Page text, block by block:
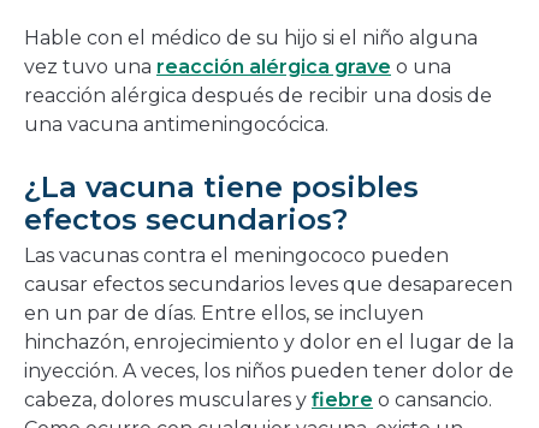
Hable con el médico de su hijo si el niño alguna
vez tuvo una reacción alérgica grave o una
reacción alérgica después de recibir una dosis de
una vacuna antimeningocócica.
¿La vacuna tiene posibles
efectos secundarios?
Las vacunas contra el meningococo pueden
causar efectos secundarios leves que desaparecen
en un par de días. Entre ellos, se incluyen
hinchazón, enrojecimiento y dolor en el lugar de la
inyección. A veces, los niños pueden tener dolor de
cabeza, dolores musculares y fiebre o cansancio.